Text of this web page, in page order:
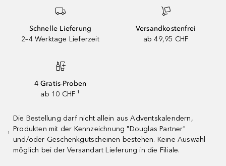
Schnelle Lieferung
2–4 Werktage Lieferzeit
Versandkostenfrei
ab 49,95 CHF
4 Gratis-Proben
ab 10 CHF ¹
¹
Die Bestellung darf nicht allein aus Adventskalendern,
Produkten mit der Kennzeichnung "Douglas Partner"
und/oder Geschenkgutscheinen bestehen. Keine Auswahl
möglich bei der Versandart Lieferung in die Filiale.